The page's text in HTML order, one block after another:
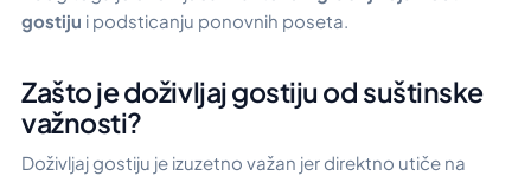
gostiju i podsticanju ponovnih poseta.
Zašto je doživljaj gostiju od suštinske
važnosti?
Doživljaj gostiju je izuzetno važan jer direktno utiče na